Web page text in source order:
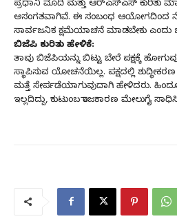
ಪ್ರಧಾನಿ ಮೊದಿ ಮತ್ತು ಆರ್‌ಎಸ್‌ಎಸ್ ಕುರಿತು
ಅಸಂಗತವಾಗಿವೆ. ಈ ಸಂಬಂಧ ಆಯೋಗದಿಂದ
ಸಾರ್ವಜನಿಕ ಕ್ಷಮೆಯಾಚನೆ ಮಾಡಬೇಕು ಎಂದು
ಬಿಜೆಪಿ ಕುರಿತು ಹೇಳಿಕೆ:
ತಾವು ಬಿಜೆಪಿಯನ್ನು ಬಿಟ್ಟು ಬೇರೆ ಪಕ್ಷಕ್ಕೆ
ಸ್ಥಾಪಿಸುವ ಯೋಚನೆಯಿಲ್ಲ. ಪಕ್ಷದಲ್ಲಿ
ಮತ್ತೆ ಸೇರ್ಪಡೆಯಾಗುವುದಾಗಿ ಹೇಳಿದರು.
ಇಲ್ಲದಿದ್ದು, ಕುಟುಂಬ ರಾಜಕಾರಣ ಮೇಲುಗೈ